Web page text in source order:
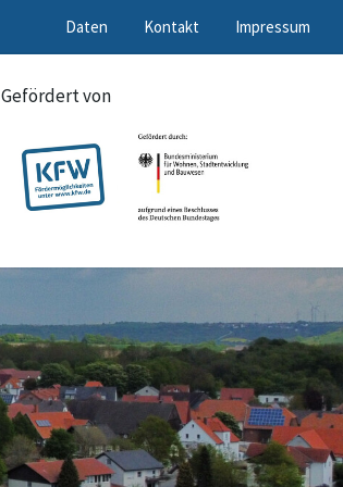
Daten Kontakt Impressum
Gefördert von